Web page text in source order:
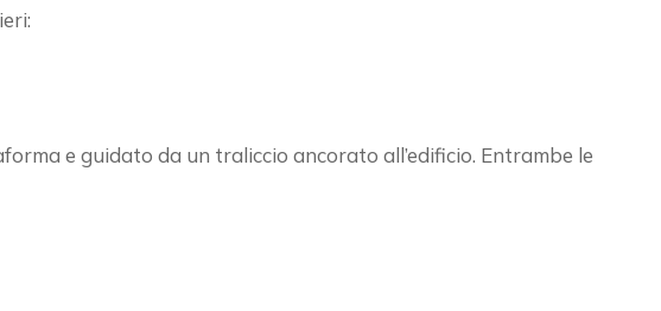
e guidato da un traliccio ancorato all’edificio. Entrambe le